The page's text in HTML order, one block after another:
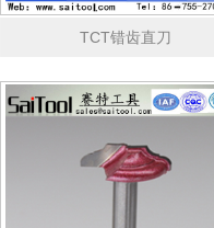
TCT错齿直刀